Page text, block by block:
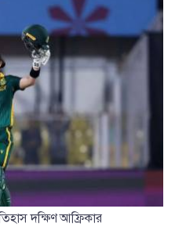
দক্ষিণ আফ্রিকার